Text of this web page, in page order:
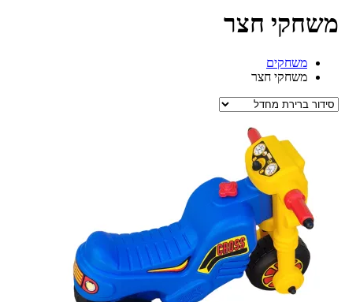
משחקי חצר
משחקים
משחקי חצר